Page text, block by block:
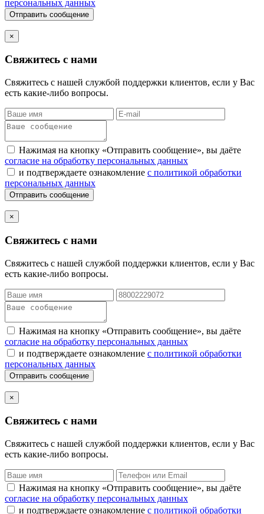
персональных данных
Отправить сообщение
×
Свяжитесь с нами
Свяжитесь с нашей службой поддержки клиентов, если у Вас
есть какие-либо вопросы.
Нажимая на кнопку «Отправить сообщение», вы даёте
согласие на обработку персональных данных
и подтверждаете ознакомление с политикой обработки
персональных данных
Отправить сообщение
×
Свяжитесь с нами
Свяжитесь с нашей службой поддержки клиентов, если у Вас
есть какие-либо вопросы.
Нажимая на кнопку «Отправить сообщение», вы даёте
согласие на обработку персональных данных
и подтверждаете ознакомление с политикой обработки
персональных данных
Отправить сообщение
×
Свяжитесь с нами
Свяжитесь с нашей службой поддержки клиентов, если у Вас
есть какие-либо вопросы.
Нажимая на кнопку «Отправить сообщение», вы даёте
согласие на обработку персональных данных
и подтверждаете ознакомление с политикой обработки